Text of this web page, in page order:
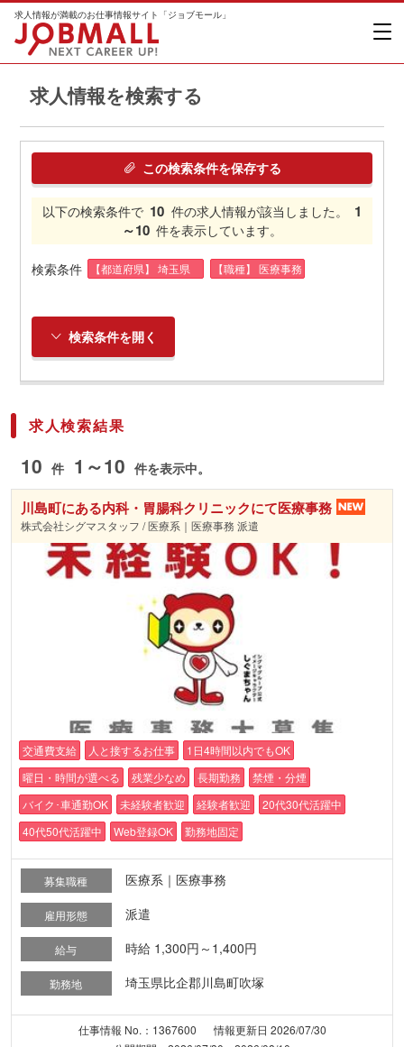
求人情報が満載のお仕事情報サイト「ジョブモール」
求人情報を検索する
この検索条件を保存する
以下の検索条件で 10 件の求人情報が該当しました。
1
～10 件を表示しています。
検索条件 【都道府県】 埼玉県 【職種】 医療事務
検索条件を開く
求人検索結果
10 件 1～10 件を表示中。
川島町にある内科・胃腸科クリニックにて医療事務
株式会社シグマスタッフ / 医療系｜医療事務 派遣
交通費支給 人と接するお仕事
1日4時間以内でもOK
曜日・時間が選べる
残業少なめ 長期勤務
禁煙・分煙
バイク･車通勤OK
未経験者歓迎 経験者歓迎
20代30代活躍中
40代50代活躍中
Web登録OK 勤務地固定
募集職種 医療系｜医療事務
雇用形態 派遣
給与 時給 1,300円～1,400円
勤務地 埼玉県比企郡川島町吹塚
仕事情報 No.：1367600
情報更新日 2026/07/30